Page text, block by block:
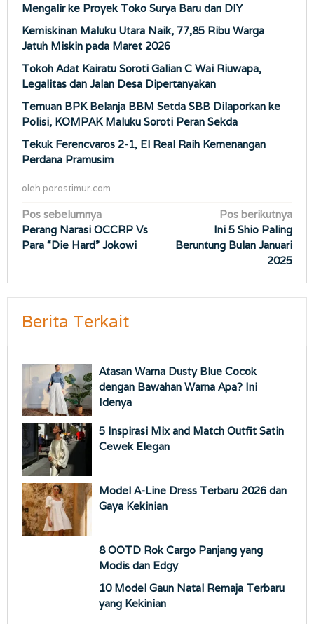
Mengalir ke Proyek Toko Surya Baru dan DIY
Kemiskinan Maluku Utara Naik, 77,85 Ribu Warga
Jatuh Miskin pada Maret 2026
Tokoh Adat Kairatu Soroti Galian C Wai Riuwapa,
Legalitas dan Jalan Desa Dipertanyakan
Temuan BPK Belanja BBM Setda SBB Dilaporkan ke
Polisi, KOMPAK Maluku Soroti Peran Sekda
Tekuk Ferencvaros 2-1, El Real Raih Kemenangan
Perdana Pramusim
oleh porostimur.com
Navigasi
pos
Pos sebelumnya
Perang Narasi OCCRP Vs
Para “Die Hard” Jokowi
Pos berikutnya
Ini 5 Shio Paling
Beruntung Bulan Januari
2025
Berita Terkait
Atasan Warna Dusty Blue Cocok
dengan Bawahan Warna Apa? Ini
Idenya
5 Inspirasi Mix and Match Outfit Satin
Cewek Elegan
Model A-Line Dress Terbaru 2026 dan
Gaya Kekinian
8 OOTD Rok Cargo Panjang yang
Modis dan Edgy
10 Model Gaun Natal Remaja Terbaru
yang Kekinian